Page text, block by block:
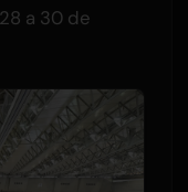
a 30 de